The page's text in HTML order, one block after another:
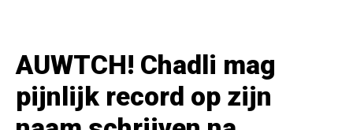
AUWTCH! Chadli mag
pijnlijk record op zijn